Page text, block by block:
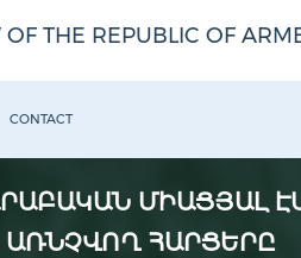
THE REPUBLIC OF
CONTACT
ՄԻԱՑՅԱԼ
ՀԱՐՑԵՐԸ